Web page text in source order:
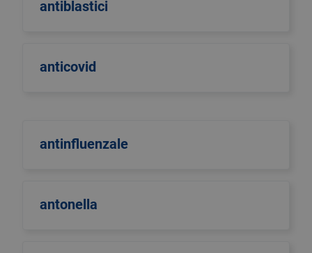
antiblastici
anticovid
antinfluenzale
antonella